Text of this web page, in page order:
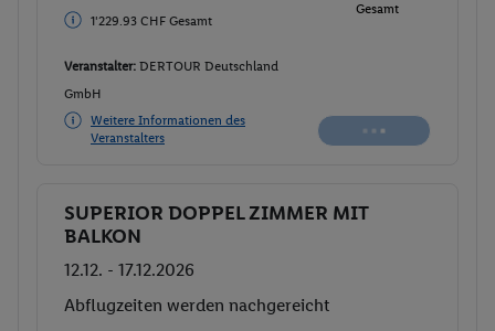
1'229.93 CHF Gesamt
Gesamt
Veranstalter: DERTOUR Deutschland
GmbH
Weitere Informationen des
Veranstalters
Buchen
SUPERIOR DOPPEL ZIMMER MIT
BALKON
12.12. - 17.12.2026
Abflugzeiten werden nachgereicht